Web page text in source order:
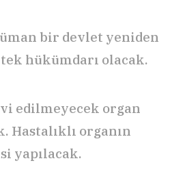
bir devlet yeniden
tek hükümdarı olacak.
edilmeyecek organ
Hastalıklı organın
yapılacak.